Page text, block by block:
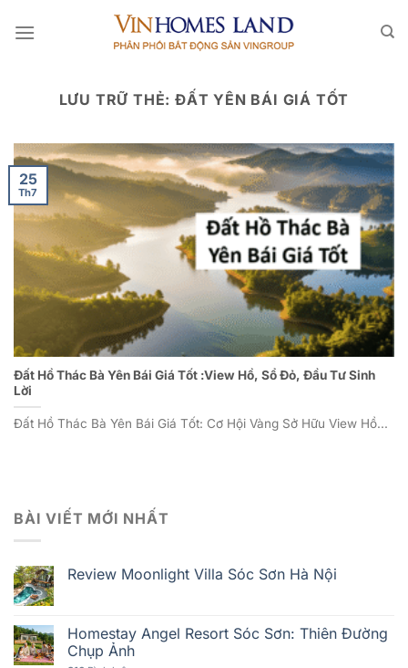
qua
LƯU TRỮ THẺ:ĐẤT YÊN BÁI GIÁ TỐT
Đất Hồ Thác Bà Yên Bái Giá Tốt :View Hồ, Sổ Đỏ, Đầu Tư Sinh
Lời
Đất Hồ Thác Bà Yên Bái Giá Tốt: Cơ Hội Vàng Sở Hữu View Hồ...
25
Th7
BÀI VIẾT MỚI NHẤT
Review Moonlight Villa Sóc Sơn Hà Nội
Homestay Angel Resort Sóc Sơn: Thiên Đường
Chụp Ảnh